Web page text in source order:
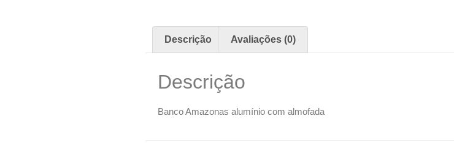
Descrição Avaliações (0)
Descrição
Banco Amazonas alumínio com almofada